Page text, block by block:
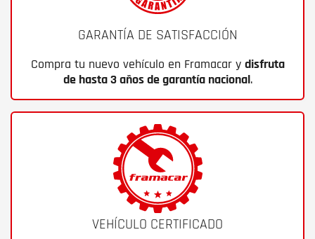
GARANTÍA DE SATISFACCIÓN
Compra tu nuevo vehículo en Framacar y disfruta
de hasta 3 años de garantía nacional.
VEHÍCULO CERTIFICADO